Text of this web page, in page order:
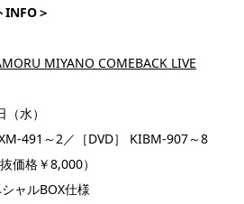
INFO＞
MIYANO COMEBACK LIVE
水）
491～2／［DVD］ KIBM-907～8
価格￥8,000）
ャルBOX仕様